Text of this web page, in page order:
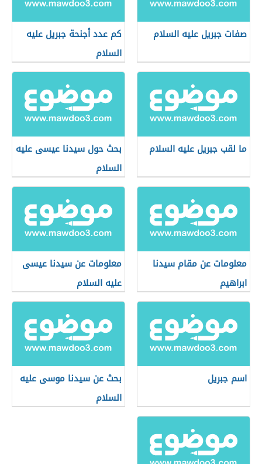
صفات جبريل عليه السلام
كم عدد أجنحة جبريل عليه
السلام
ما لقب جبريل عليه السلام
بحث حول سيدنا عيسى عليه
السلام
معلومات عن مقام سيدنا
ابراهيم
معلومات عن سيدنا عيسى
عليه السلام
اسم جبريل
بحث عن سيدنا موسى عليه
السلام